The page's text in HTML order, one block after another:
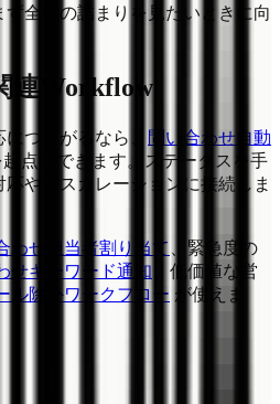
全体の詰まりを見たいときに向
連Workflow
つながるなら、
問い合わせ自動
起点にできます。ステータスを手
やエスカレーションに接続しま
わせ担当者割り当て
、緊急度の
せキーワード通知 、低価値な営
ル除外ワークフロー が使えま